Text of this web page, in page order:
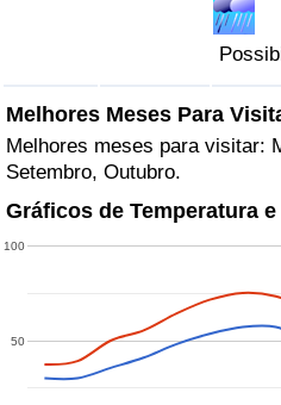
Melhores Meses Para
Melhores meses para visitar:
Setembro, Outubro.
Gráficos de Temperatura
50
100